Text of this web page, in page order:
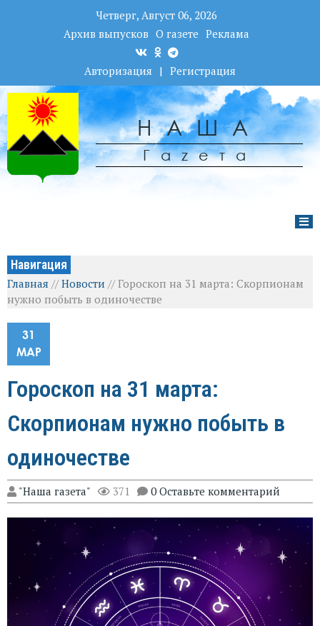
Четверг, Август 06, 2026
Архив выпусков О газете Реклама
Авторизация | Регистрация
НАША
Гаzета
Навигация
Главная //Новости //Гороскоп на 31 марта: Скорпионам
нужно побыть в одиночестве
31
МАР
Гороскоп на 31 марта:
Скорпионам нужно побыть в
одиночестве
"Наша газета" 371 0 Оставьте комментарий